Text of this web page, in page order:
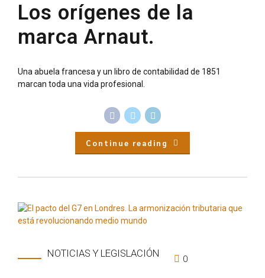
Los orígenes de la
marca Arnaut.
Una abuela francesa y un libro de contabilidad de 1851
marcan toda una vida profesional.
Continue reading
NOTICIAS Y LEGISLACIÓN 0